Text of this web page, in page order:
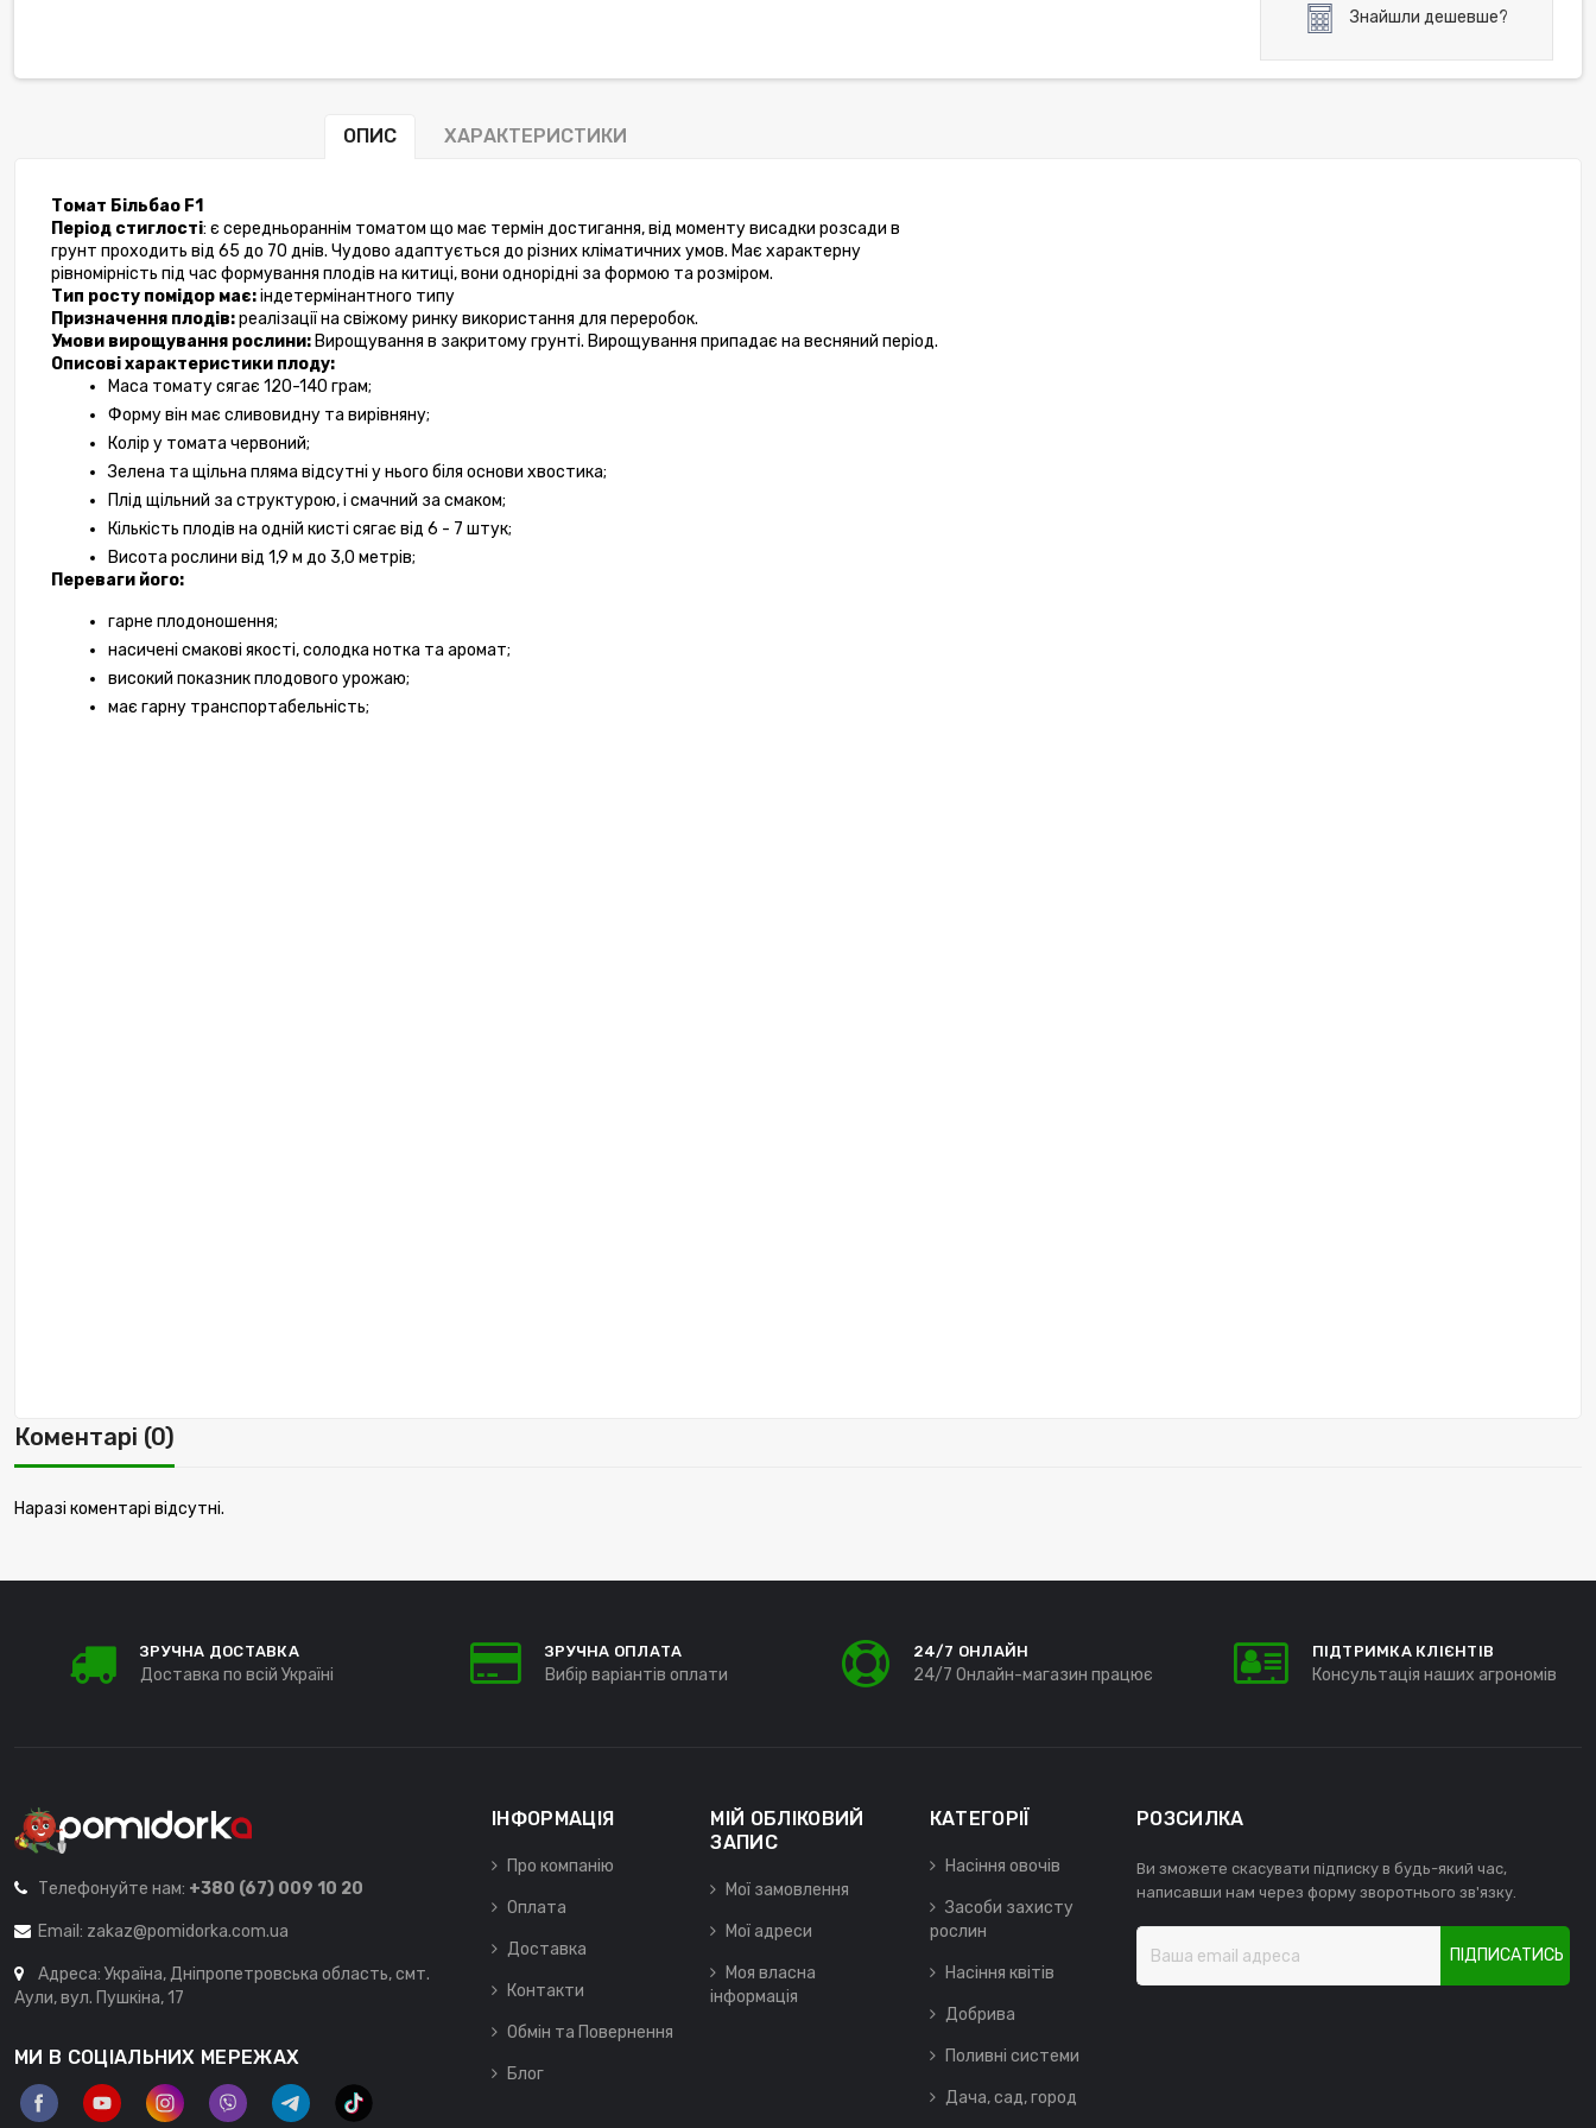
Знайшли дешевше?
ОПИС ХАРАКТЕРИСТИКИ
Томат Більбао F1
Період стиглості: є середньораннім томатом що має термін достигання, від моменту висадки розсади в
грунт проходить від 65 до 70 днів. Чудово адаптується до різних кліматичних умов. Має характерну
рівномірність під час формування плодів на китиці, вони однорідні за формою та розміром.
Тип росту помідор має: індетермінантного типу
Призначення плодів: реалізації на свіжому ринку використання для переробок.
Умови вирощування рослини: Вирощування в закритому грунті. Вирощування припадає на весняний період.
Описові характеристики плоду:
Маса томату сягає 120-140 грам;
Форму він має сливовидну та вирівняну;
Колір у томата червоний;
Зелена та щільна пляма відсутні у нього біля основи хвостика;
Плід щільний за структурою, і смачний за смаком;
Кількість плодів на одній кисті сягає від 6 - 7 штук;
Висота рослини від 1,9 м до 3,0 метрів;
Переваги його:
гарне плодоношення;
насичені смакові якості, солодка нотка та аромат;
високий показник плодового урожаю;
має гарну транспортабельність;
Коментарі (0)
Наразі коментарі відсутні.
ЗРУЧНА ДОСТАВКА
Доставка по всій Україні
ЗРУЧНА ОПЛАТА
Вибір варіантів оплати
24/7 ОНЛАЙН
24/7 Онлайн-магазин працює
ПІДТРИМКА КЛІЄНТІВ
Консультація наших агрономів
Телефонуйте нам: +380 (67) 009 10 20
Email: zakaz@pomidorka.com.ua
Адреса: Україна, Дніпропетровська область, смт.
Аули, вул. Пушкіна, 17
МИ В СОЦІАЛЬНИХ МЕРЕЖАХ
ІНФОРМАЦІЯ
Про компанію
Оплата
Доставка
Контакти
Обмін та Повернення
Блог
МІЙ ОБЛІКОВИЙ
ЗАПИС
Мої замовлення
Мої адреси
Моя власна
інформація
КАТЕГОРІЇ
Насіння овочів
Засоби захисту
рослин
Насіння квітів
Добрива
Поливні системи
Дача, сад, город
РОЗСИЛКА
Ви зможете скасувати підписку в будь-який час,
написавши нам через форму зворотнього зв'язку.
ПІДПИСАТИСЬ